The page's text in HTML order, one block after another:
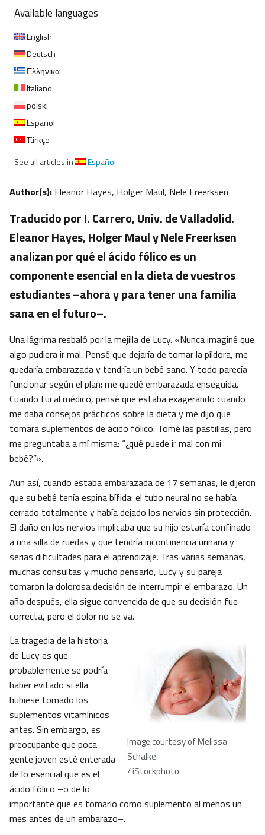
Available languages
English
Deutsch
Ελληνικα
Italiano
polski
Español
Türkçe
See all articles in
Español
Author(s): Eleanor Hayes, Holger Maul, Nele Freerksen
Traducido por I. Carrero, Univ. de Valladolid.
Eleanor Hayes, Holger Maul y Nele Freerksen
analizan por qué el ácido fólico es un
componente esencial en la dieta de vuestros
estudiantes –ahora y para tener una familia
sana en el futuro–.
Una lágrima resbaló por la mejilla de Lucy. «Nunca imaginé que
algo pudiera ir mal. Pensé que dejaría de tomar la píldora, me
quedaría embarazada y tendría un bebé sano. Y todo parecía
funcionar según el plan: me quedé embarazada enseguida.
Cuando fui al médico, pensé que estaba exagerando cuando
me daba consejos prácticos sobre la dieta y me dijo que
tomara suplementos de ácido fólico. Tomé las pastillas, pero
me preguntaba a mí misma: “¿qué puede ir mal con mi
bebé?”».
Aun así, cuando estaba embarazada de 17 semanas, le dijeron
que su bebé tenía espina bífida: el tubo neural no se había
cerrado totalmente y había dejado los nervios sin protección.
El daño en los nervios implicaba que su hijo estaría confinado
a una silla de ruedas y que tendría incontinencia urinaria y
serias dificultades para el aprendizaje. Tras varias semanas,
muchas consultas y mucho pensarlo, Lucy y su pareja
tomaron la dolorosa decisión de interrumpir el embarazo. Un
año después, ella sigue convencida de que su decisión fue
correcta, pero el dolor no se va.
Image courtesy of Melissa
Schalke
/ iStockphoto
La tragedia de la historia
de Lucy es que
probablemente se podría
haber evitado si ella
hubiese tomado los
suplementos vitamínicos
antes. Sin embargo, es
preocupante que poca
gente joven esté enterada
de lo esencial que es el
ácido fólico –o de lo
importante que es tomarlo como suplemento al menos un
mes antes de un embarazo–.